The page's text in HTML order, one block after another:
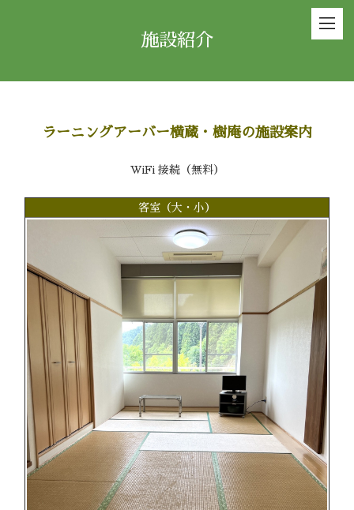
施設紹介
ラーニングアーバー横蔵・樹庵の施設案内
WiFi 接続（無料）
客室（大・小）